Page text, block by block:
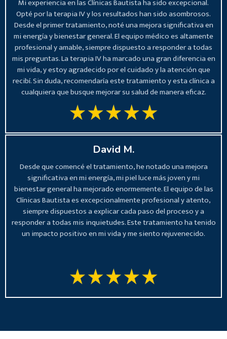
Mi experiencia en las Clínicas Bautista ha sido excepcional.
Opté por la terapia IV y los resultados han sido asombrosos.
Desde el primer tratamiento, noté una mejora significativa en
mi energía y bienestar general. El equipo médico es altamente
profesional y amable, siempre dispuesto a responder a todas
mis preguntas. La terapia IV ha marcado una gran diferencia en
mi vida, y estoy agradecido por el cuidado y la atención que
recibí. Sin duda, recomendaría este tratamiento y esta clínica a
cualquiera que busque mejorar su salud de manera eficaz.
David M.
Desde que comencé el tratamiento, he notado una mejora
significativa en mi energía, mi piel luce más joven y mi
bienestar general ha mejorado enormemente. El equipo de las
Clínicas Bautista es excepcionalmente profesional y atento,
siempre dispuestos a explicar cada paso del proceso y a
responder a todas mis inquietudes. Este tratamiento ha tenido
un impacto positivo en mi vida y me siento rejuvenecido.